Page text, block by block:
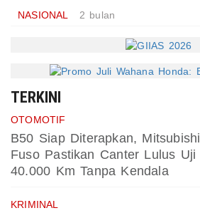
NASIONAL 2 bulan
TERKINI
OTOMOTIF
B50 Siap Diterapkan, Mitsubishi
Fuso Pastikan Canter Lulus Uji
40.000 Km Tanpa Kendala
KRIMINAL